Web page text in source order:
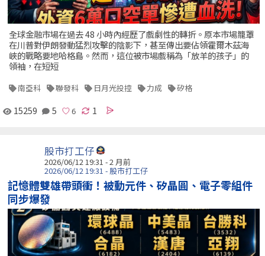
全球金融市場在過去 48 小時內經歷了戲劇性的轉折。原本市場籠罩
在川普對伊朗發動猛烈攻擊的陰影下，甚至傳出要佔領霍爾木茲海
峽的戰略要地哈格島。然而，這位被市場戲稱為「放羊的孩子」的
領袖，在短短
南亞科 聯發科 日月光投控 力成 矽格
15259 5 1
股市打工仔
2026/06/12 19:31 - 2 月前
2026/06/12 19:31 - 股市打工仔
記憶體雙雄帶頭衝！被動元件、矽晶圓、電子零組件
同步爆發